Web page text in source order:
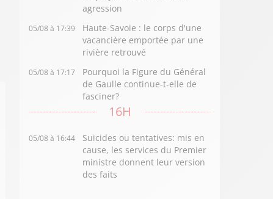
agression
05/08 à 17:39
Haute-Savoie : le corps d'une
vacancière emportée par une
rivière retrouvé
05/08 à 17:17
Pourquoi la Figure du Général
de Gaulle continue-t-elle de
fasciner?
16H
05/08 à 16:44
Suicides ou tentatives: mis en
cause, les services du Premier
ministre donnent leur version
des faits